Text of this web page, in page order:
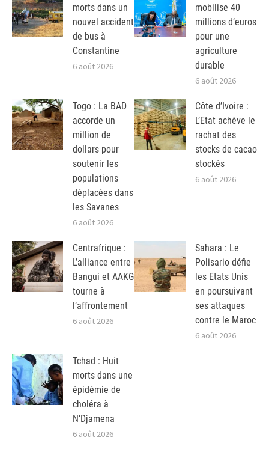
morts dans un
nouvel accident
de bus à
Constantine
6 août 2026
mobilise 40
millions d’euros
pour une
agriculture
durable
6 août 2026
Togo : La BAD
accorde un
million de
dollars pour
soutenir les
populations
déplacées dans
les Savanes
6 août 2026
Côte d’Ivoire :
L’Etat achève le
rachat des
stocks de cacao
stockés
6 août 2026
Centrafrique :
L’alliance entre
Bangui et AAKG
tourne à
l’affrontement
6 août 2026
Sahara : Le
Polisario défie
les Etats Unis
en poursuivant
ses attaques
contre le Maroc
6 août 2026
Tchad : Huit
morts dans une
épidémie de
choléra à
N’Djamena
6 août 2026